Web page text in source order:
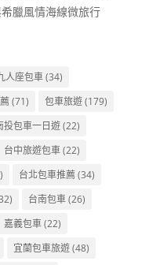
臘風情海線微旅行
人座包車(34)
(71) 包車旅遊(179)
投包車一日遊(22)
台中旅遊包車(22)
台北包車推薦(34)
台南包車(26)
嘉義包車(22)
宜蘭包車旅遊(48)